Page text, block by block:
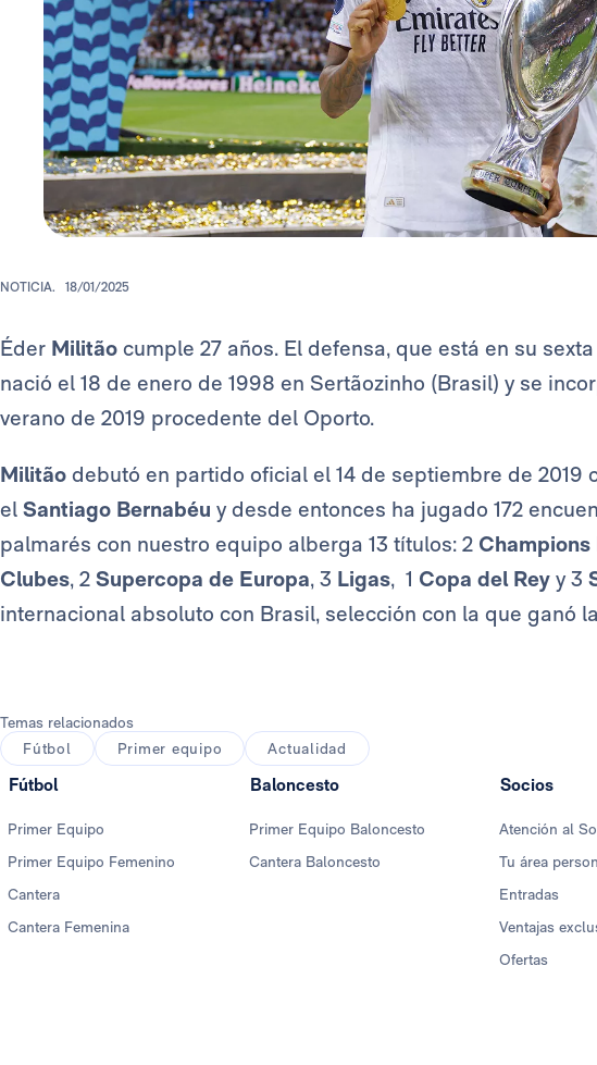
NOTICIA. 18/01/2025
Éder Militão cumple 27 años. El defensa, que está en su
nació el 18 de enero de 1998 en Sertãozinho (Brasil) y se
verano de 2019 procedente del Oporto.
Militão debutó en partido oficial el 14 de septiembre de 2019
el Santiago Bernabéu y desde entonces ha jugado 172
palmarés con nuestro equipo alberga 13 títulos: 2 Champions
Clubes, 2 Supercopa de Europa, 3 Ligas, 1 Copa del Rey y 3
internacional absoluto con Brasil, selección con la que ganó
Temas relacionados
Fútbol
Primer equipo Actualidad
Fútbol
Primer Equipo
Primer Equipo Femenino
Cantera
Cantera Femenina
Baloncesto
Primer Equipo Baloncesto
Cantera Baloncesto
Socios
Atención al
Tu área
Entradas
Ventajas
Ofertas